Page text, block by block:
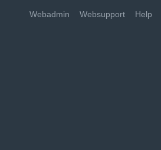
Webadmin Websupport Help